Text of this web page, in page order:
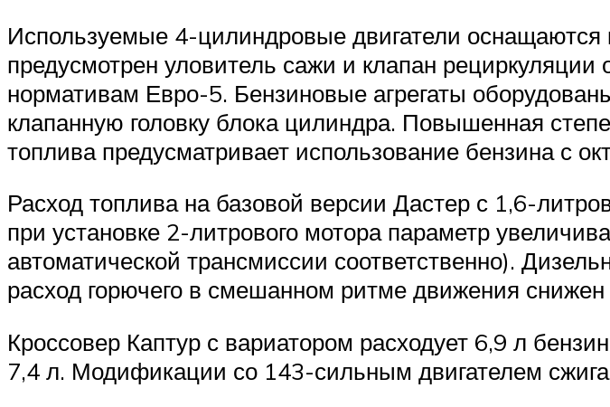
Используемые 4-цилиндровые двигатели оснащаются
предусмотрен уловитель сажи и клапан рециркуляции
нормативам Евро-5. Бензиновые агрегаты
клапанную головку блока цилиндра. Повышенная
топлива предусматривает использование бензина с
Расход топлива на базовой версии Дастер с 1,6-
при установке 2-литрового мотора параметр
автоматической трансмиссии соответственно).
расход горючего в смешанном ритме движения
Кроссовер Каптур с вариатором расходует 6,9 л
7,4 л. Модификации со 143-сильным двигателем